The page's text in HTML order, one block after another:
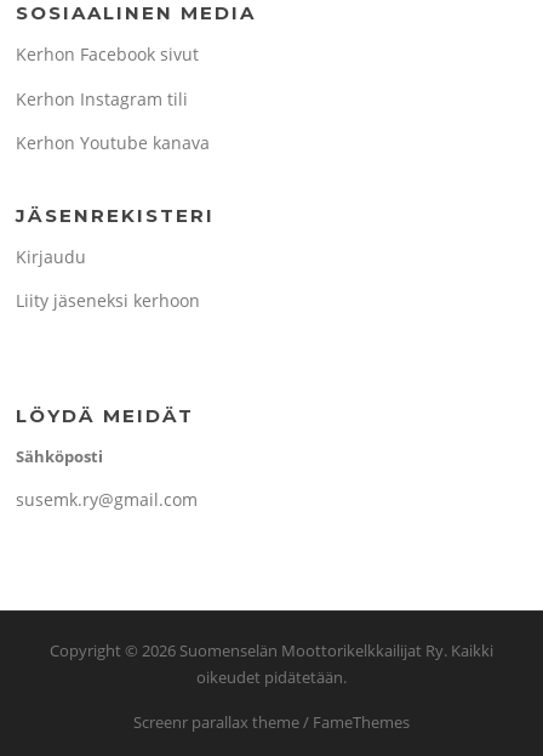
SOSIAALINEN MEDIA
Kerhon Facebook sivut
Kerhon Instagram tili
Kerhon Youtube kanava
JÄSENREKISTERI
Kirjaudu
Liity jäseneksi kerhoon
LÖYDÄ MEIDÄT
Sähköposti
susemk.ry@gmail.com
Copyright © 2026 Suomenselän Moottorikelkkailijat Ry. Kaikki
oikeudet pidätetään.
Screenr parallax theme/ FameThemes